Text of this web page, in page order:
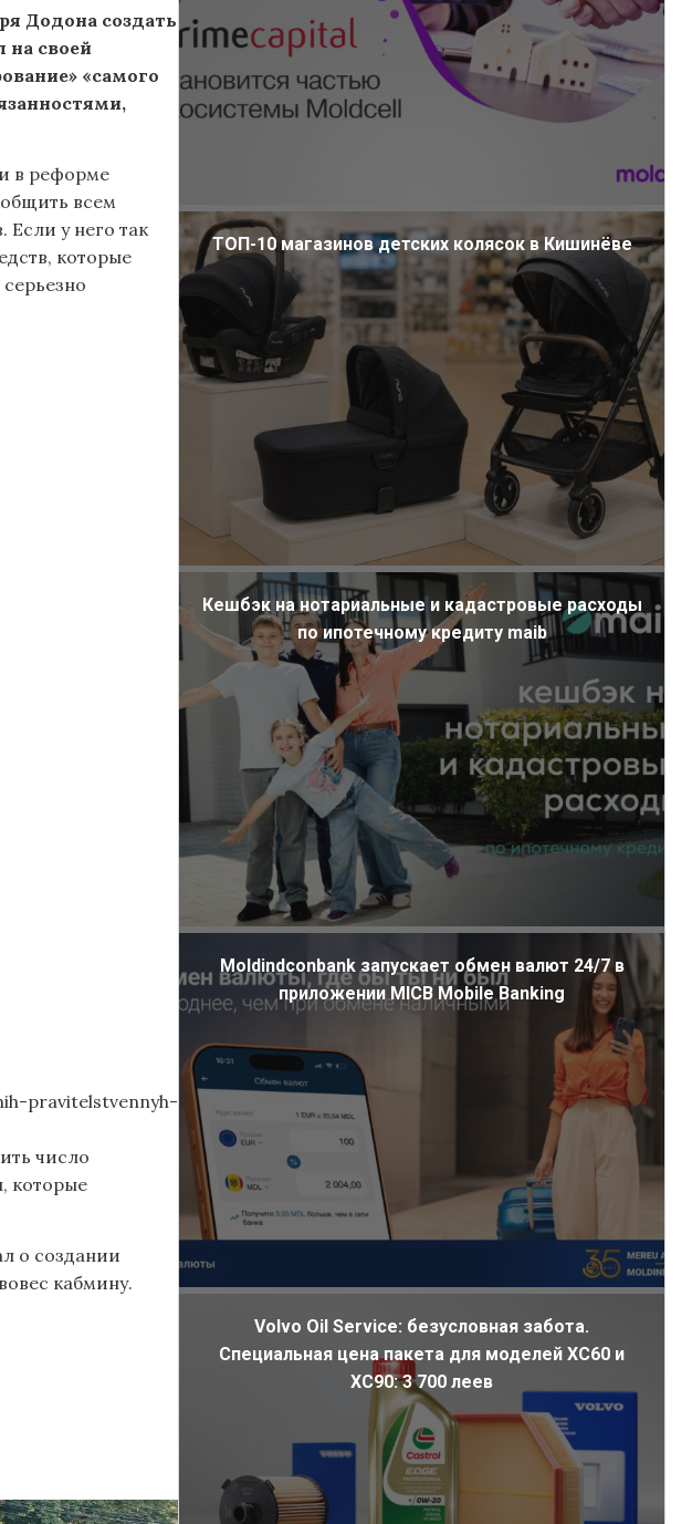
Додона создать
на своей
«самого
в реформе
всем
Если у него так
которые
pravitelstvennyh-
число
которые
о создании
кабмину.
ТОП-10 магазинов детских колясок в Кишинёве
Кешбэк на нотариальные и кадастровые расходы
по ипотечному кредиту maib
Moldindconbank запускает обмен валют 24/7 в
приложении MICB Mobile Banking
Volvo Oil Service: безусловная забота.
Специальная цена пакета для моделей XC60 и
XC90: 3 700 леев